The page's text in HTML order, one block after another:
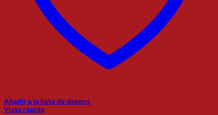
Añadir a la lista de deseos
Vista rápida